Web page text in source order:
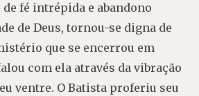
fé intrépida e abandono
de Deus, tornou-se digna de
que se encerrou em
com ela através da vibração
ventre. O Batista proferiu seu